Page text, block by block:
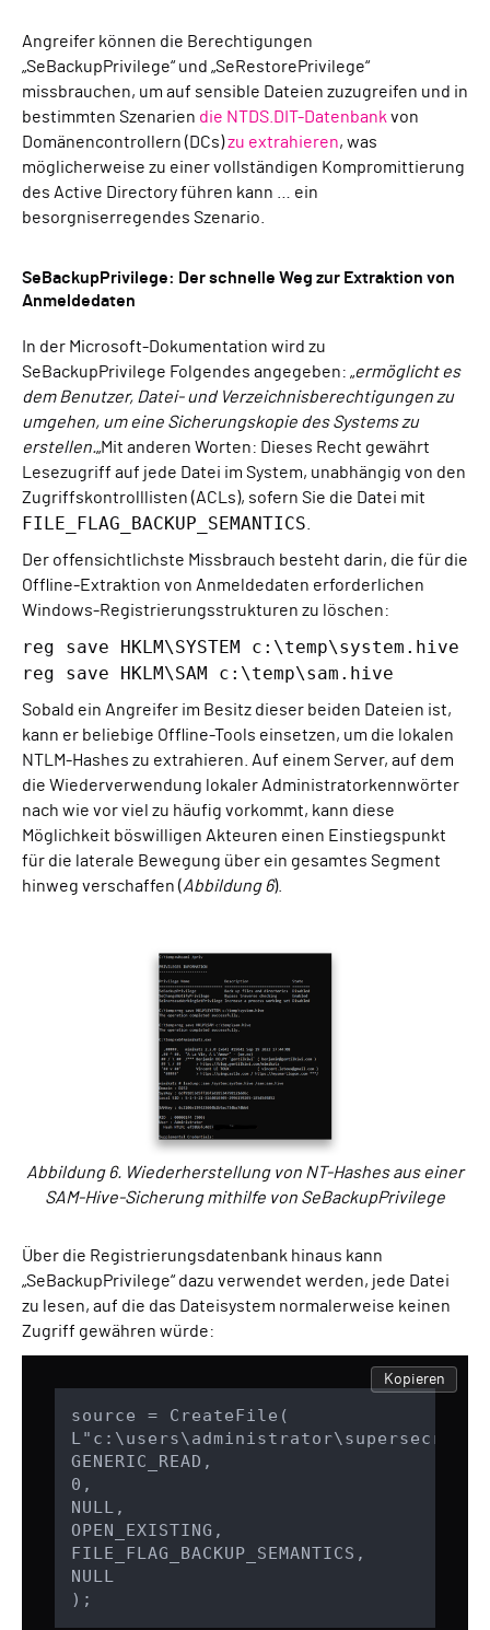
Angreifer können die Berechtigungen
„SeBackupPrivilege“ und „SeRestorePrivilege“
missbrauchen, um auf sensible Dateien zuzugreifen und in
bestimmten Szenarien die NTDS.DIT-Datenbank von
Domänencontrollern (DCs)zu extrahieren, was
möglicherweise zu einer vollständigen Kompromittierung
des Active Directory führen kann … ein
besorgniserregendes Szenario.
SeBackupPrivilege: Der schnelle Weg zur Extraktion von
Anmeldedaten
In der Microsoft-Dokumentation wird zu
SeBackupPrivilege Folgendes angegeben: „ermöglicht es
dem Benutzer, Datei- und Verzeichnisberechtigungen zu
umgehen, um eine Sicherungskopie des Systems zu
erstellen.„Mit anderen Worten: Dieses Recht gewährt
Lesezugriff auf jede Datei im System, unabhängig von den
Zugriffskontrolllisten (ACLs), sofern Sie die Datei mit
FILE_FLAG_BACKUP_SEMANTICS
Der offensichtlichste Missbrauch besteht darin, die für die
Offline-Extraktion von Anmeldedaten erforderlichen
Windows-Registrierungsstrukturen zu löschen:
reg save HKLM\SYSTEM c:\temp\system.hive
reg save HKLM\SAM c:\temp\sam.hive
Sobald ein Angreifer im Besitz dieser beiden Dateien ist,
kann er beliebige Offline-Tools einsetzen, um die lokalen
NTLM-Hashes zu extrahieren. Auf einem Server, auf dem
die Wiederverwendung lokaler Administratorkennwörter
nach wie vor viel zu häufig vorkommt, kann diese
Möglichkeit böswilligen Akteuren einen Einstiegspunkt
für die laterale Bewegung über ein gesamtes Segment
hinweg verschaffen (Abbildung 6).
Abbildung 6. Wiederherstellung von NT-Hashes aus einer
SAM-Hive-Sicherung mithilfe von SeBackupPrivilege
Über die Registrierungsdatenbank hinaus kann
„SeBackupPrivilege“ dazu verwendet werden, jede Datei
zu lesen, auf die das Dateisystem normalerweise keinen
Zugriff gewähren würde:
Kopieren
source = CreateFile(
GENERIC_READ,
0,
NULL,
OPEN_EXISTING,
FILE_FLAG_BACKUP_SEMANTICS,
NULL
);